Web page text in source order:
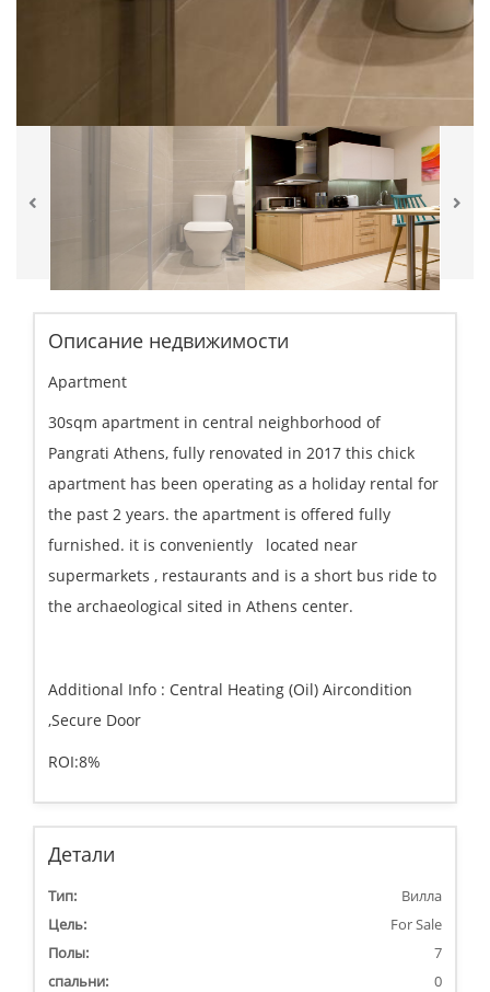
Описание недвижимости
Apartment
30sqm apartment in central neighborhood of
Pangrati Athens, fully renovated in 2017 this chick
apartment has been operating as a holiday rental for
the past 2 years. the apartment is offered fully
furnished. it is conveniently located near
supermarkets , restaurants and is a short bus ride to
the archaeological sited in Athens center.
Additional Info : Central Heating (Oil) Aircondition
,Secure Door
ROI:8%
Детали
Тип:
Вилла
Цель:
For Sale
Полы:
7
спальни:
0